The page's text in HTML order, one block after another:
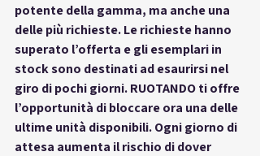
potente della gamma, ma anche una
delle più richieste. Le richieste hanno
superato l’offerta e gli esemplari in
stock sono destinati ad esaurirsi nel
giro di pochi giorni. RUOTANDO ti offre
l’opportunità di bloccare ora una delle
ultime unità disponibili. Ogni giorno di
attesa aumenta il rischio di dover